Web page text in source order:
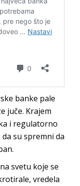
banke pale
juče. Krajem
i regulatorno
su spremni da
svetu koje se
vredela